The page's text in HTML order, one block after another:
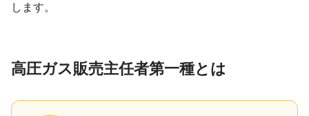
します。
高圧ガス販売主任者第一種とは